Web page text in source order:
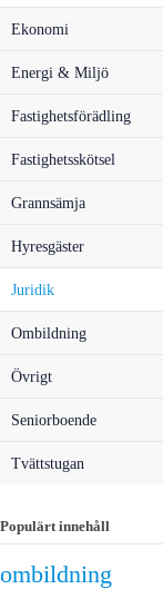
Ekonomi
Energi & Miljö
Fastighetsförädling
Fastighetsskötsel
Grannsämja
Hyresgäster
Juridik
Ombildning
Övrigt
Seniorboende
Tvättstugan
Populärt innehåll
ombildning